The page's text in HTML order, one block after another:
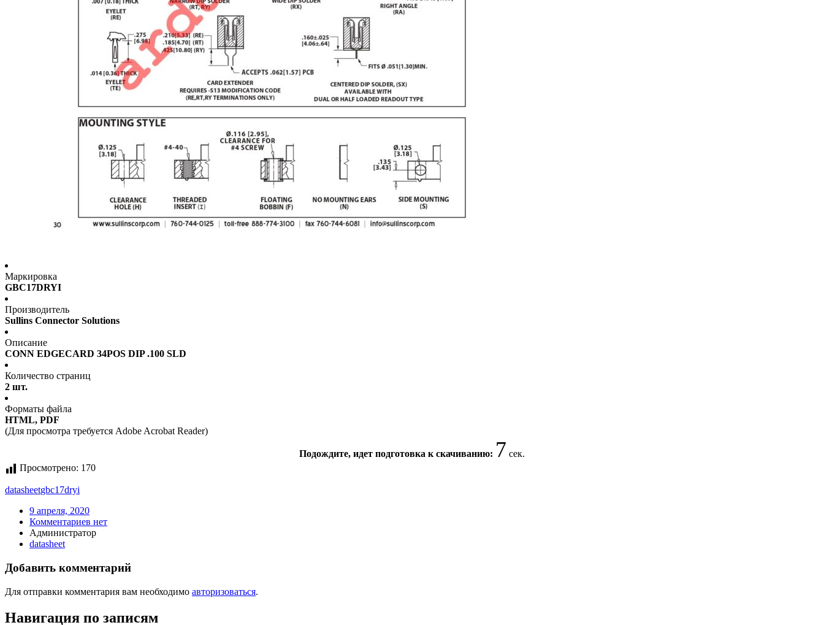
Маркировка
GBC17DRYI
Производитель
Sullins Connector Solutions
Описание
CONN EDGECARD 34POS DIP .100 SLD
Количество страниц
2 шт.
Форматы файла
HTML, PDF
(Для просмотра требуется Adobe Acrobat Reader)
Подождите, идет подготовка к скачиванию: 7 сек.
Просмотрено: 170
datasheetgbc17dryi
9 апреля, 2020
Комментариев нет
Администратор
datasheet
Добавить комментарий
Для отправки комментария вам необходимо авторизоваться.
Навигация по записям